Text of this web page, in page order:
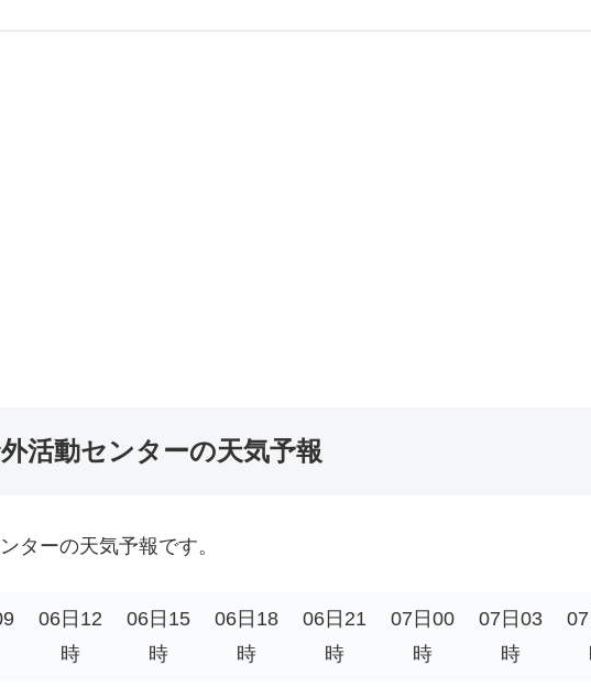
活動センターの天気予報
ターの天気予報です。
06日12
時
06日15
時
06日18
時
06日21
時
07日00
時
07日03
時